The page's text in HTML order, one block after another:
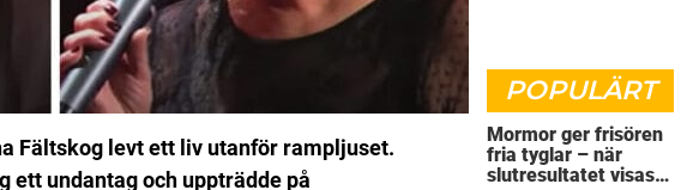
Fältskog levt ett liv utanför rampljuset.
ett undantag och uppträdde på
POPULÄRT
Mormor ger frisören
fria tyglar – när
slutresultatet visas